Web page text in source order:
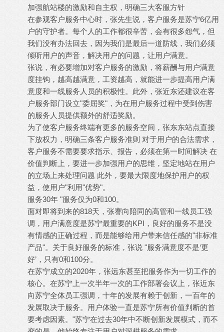
加强航站楼的激励和自主权，明确三大客服方针
在参观客户服务中心时，张先生说，客户服务是苏宁6亿用
户的守护者。每个人的工作都很辛苦，会有很多怨气，但
我们没有办法回去，因为我们是最后一道防线，我们必须
倾听用户的声音，解决用户的问题，让用户满意。
张说，有必要增加对客户服务的激励，将薪酬与用户满意
度挂钩，越高越满意，工资越高，就能进一步提高用户满
意度和一线服务人员的积极性。此外，张近东还建议在客
户服务部门设立"委屈奖"，为在用户服务过程中受到伤害
的服务人员提供额外的舒适奖励。
为了使客户服务终端有更多的服务空间，张东东站点直接
下放权力，明确三条客户服务准则 对于用户的合法需求，
客户服务不需要要求指示、报告，必须在第一时间解决 在
价值判断上，要进一步加强用户的思维，坚定地站在用户
的立场上来处理问题 此外，要最大限度地保护用户的权
益，使用户"利用"优势"。
服务30年 "服务仅为0和100。
面对即将到来的818天，张謇向陪同的高管和一线员工强
调，用户满意度是苏宁最重要的KPI，良好的服务不是没
有情感的正确过程，而是能够给用户带来信任感的"非标准
产品"。关于良好服务的标准，张说 "服务满意度不是‘更
好’，只有0和100分。
在苏宁成立的2020年，张远东甚至把服务作为一切工作的
核心。在苏宁上一次半年一次的工作部署会议上，张近东
向苏宁全体员工强调，十年的发展有赖于创新，一百年的
发展取决于服务。用户体验一直是苏宁所有价值判断的首
要考虑因素。"苏宁在过去30年中不断创新发展模式，而不